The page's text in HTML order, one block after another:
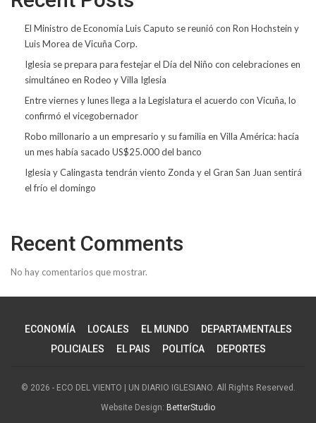
El Ministro de Economía Luis Caputo se reunió con Ron Hochstein y
Luis Morea de Vicuña Corp.
Iglesia se prepara para festejar el Día del Niño con celebraciones en
simultáneo en Rodeo y Villa Iglesia
Entre viernes y lunes llega a la Legislatura el acuerdo con Vicuña, lo
confirmó el vicegobernador
Robo millonario a un empresario y su familia en Villa América: hacía
un mes había sacado US$25.000 del banco
Iglesia y Calingasta tendrán viento Zonda y el Gran San Juan sentirá
el frío el domingo
Recent Comments
No hay comentarios que mostrar.
ECONOMÍA LOCALES EL MUNDO
DEPARTAMENTALES
POLICIALES
EL PAIS POLITÍCA DEPORTES
© 2026 - ECO DEL VIENTO | UN DIARIO IGLESIANO. All Rights Reserved.
Website Design: BetterStudio